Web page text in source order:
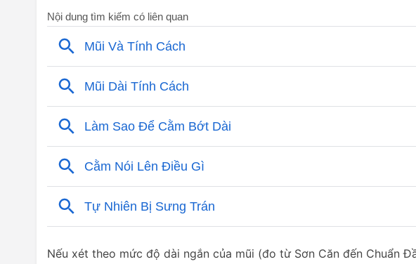
Nếu xét theo mức độ dài ngắn của mũi (đo từ Sơn Căn đến Chuẩn